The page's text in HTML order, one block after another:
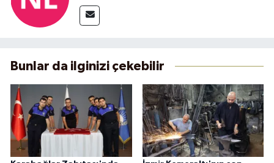
Bunlar da ilginizi çekebilir